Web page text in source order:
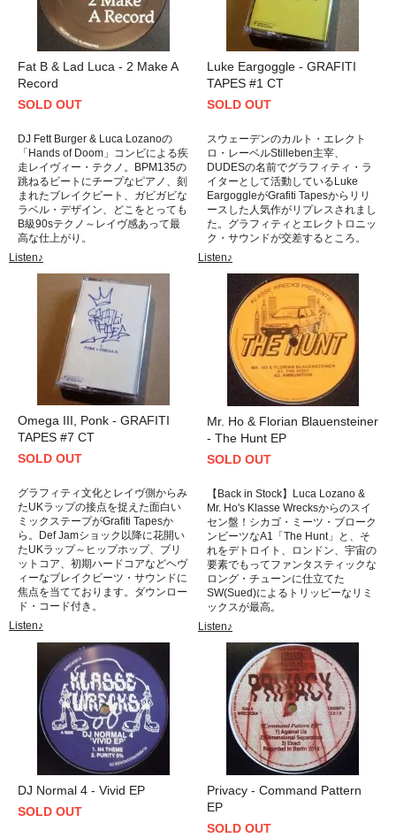
Fat B & Lad Luca - 2 Make A
Record
SOLD OUT
DJ Fett Burger & Luca Lozanoの
「Hands of Doom」コンビによる疾
走レイヴィー・テクノ。BPM135の
跳ねるビートにチープなピアノ、刻
まれたブレイクビート、ガビガビな
ラベル・デザイン、どこをとっても
B級90sテクノ～レイヴ感あって最
高な仕上がり。
Listen♪
Luke Eargoggle - GRAFITI
TAPES #1 CT
SOLD OUT
スウェーデンのカルト・エレクト
ロ・レーベルStilleben主宰、
DUDESの名前でグラフィティ・ラ
イターとして活動しているLuke
EargoggleがGrafiti Tapesからリリ
ースした人気作がリプレスされまし
た。グラフィティとエレクトロニッ
ク・サウンドが交差するところ。
Listen♪
Omega III, Ponk - GRAFITI
TAPES #7 CT
SOLD OUT
グラフィティ文化とレイヴ側からみ
たUKラップの接点を捉えた面白い
ミックステープがGrafiti Tapesか
ら。Def Jamショック以降に花開い
たUKラップ～ヒップホップ、ブリ
ットコア、初期ハードコアなどヘヴ
ィーなブレイクビーツ・サウンドに
焦点を当てております。ダウンロー
ド・コード付き。
Listen♪
Mr. Ho & Florian Blauensteiner
- The Hunt EP
SOLD OUT
【Back in Stock】Luca Lozano &
Mr. Ho's Klasse Wrecksからのスイ
セン盤！シカゴ・ミーツ・ブローク
ンビーツなA1「The Hunt」と、そ
れをデトロイト、ロンドン、宇宙の
要素でもってファンタスティックな
ロング・チューンに仕立てた
SW(Sued)によるトリッピーなリミ
ックスが最高。
Listen♪
DJ Normal 4 - Vivid EP
SOLD OUT
Privacy - Command Pattern
EP
SOLD OUT